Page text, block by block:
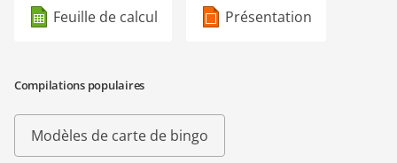
Feuille de calcul Présentation
Compilations populaires
Modèles de carte de bingo